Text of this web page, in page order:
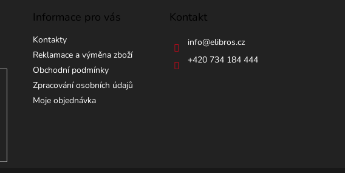
Informace pro vás
Kontakty
Reklamace a výměna zboží
Obchodní podmínky
Zpracování osobních údajů
Moje objednávka
Kontakt
info@elibros.cz
+420 734 184 444